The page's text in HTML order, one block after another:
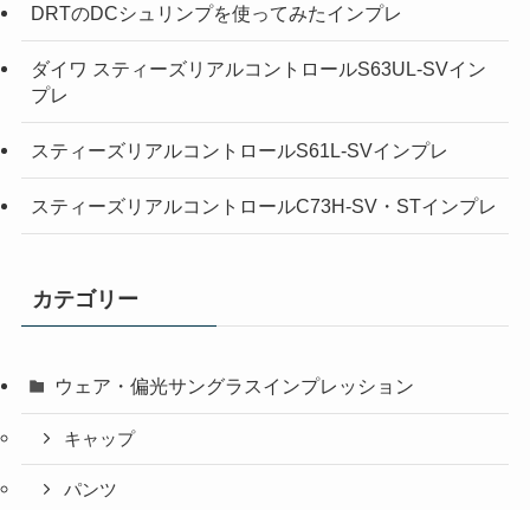
DRTのDCシュリンプを使ってみたインプレ
ダイワ スティーズリアルコントロールS63UL-SVイン
プレ
スティーズリアルコントロールS61L-SVインプレ
スティーズリアルコントロールC73H-SV・STインプレ
カテゴリー
ウェア・偏光サングラスインプレッション
キャップ
パンツ